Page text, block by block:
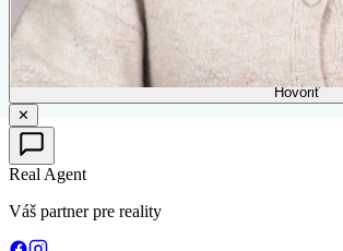
Hovoriť
✕
Real Agent
Váš partner pre reality